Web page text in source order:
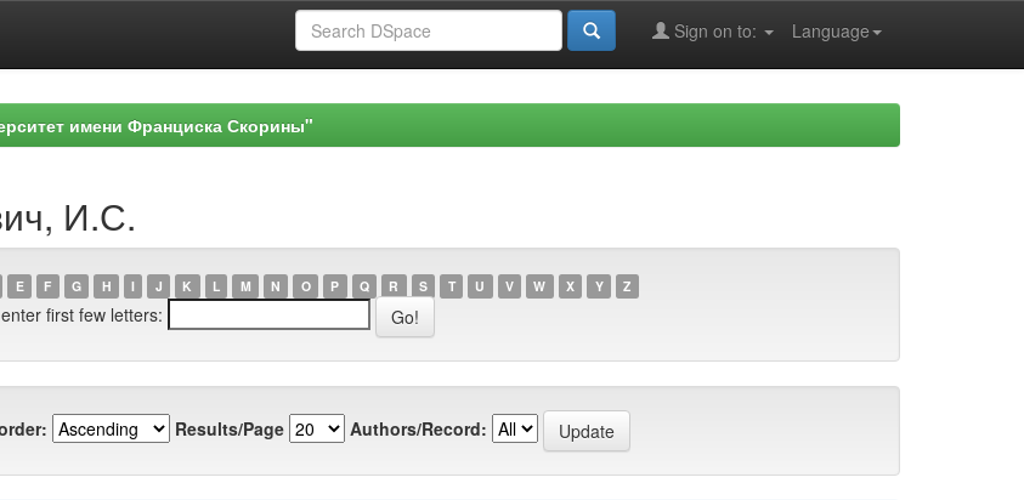
Language
Sign on to:
имени Франциска Скорины"
И.С.
E F G H I J K L M N O P Q R S T U V W X Y Z
first few letters:
Results/Page Authors/Record: